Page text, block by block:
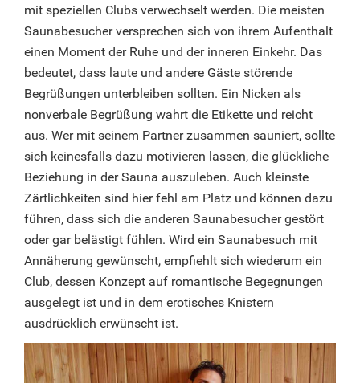
mit speziellen Clubs verwechselt werden. Die meisten
Saunabesucher versprechen sich von ihrem Aufenthalt
einen Moment der Ruhe und der inneren Einkehr. Das
bedeutet, dass laute und andere Gäste störende
Begrüßungen unterbleiben sollten. Ein Nicken als
nonverbale Begrüßung wahrt die Etikette und reicht
aus. Wer mit seinem Partner zusammen sauniert, sollte
sich keinesfalls dazu motivieren lassen, die glückliche
Beziehung in der Sauna auszuleben. Auch kleinste
Zärtlichkeiten sind hier fehl am Platz und können dazu
führen, dass sich die anderen Saunabesucher gestört
oder gar belästigt fühlen. Wird ein Saunabesuch mit
Annäherung gewünscht, empfiehlt sich wiederum ein
Club, dessen Konzept auf romantische Begegnungen
ausgelegt ist und in dem erotisches Knistern
ausdrücklich erwünscht ist.